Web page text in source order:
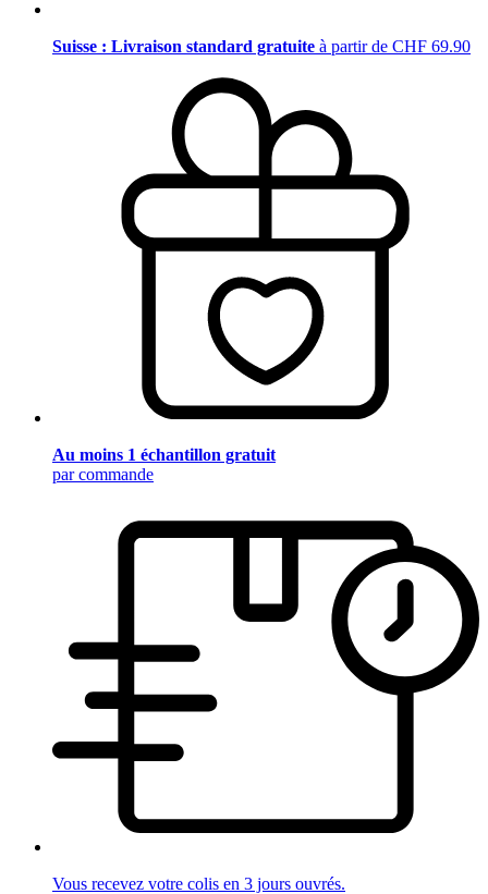
Suisse : Livraison standard gratuite à partir de CHF 69.90
Au moins 1 échantillon gratuit
par commande
Vous recevez votre colis en 3 jours ouvrés.